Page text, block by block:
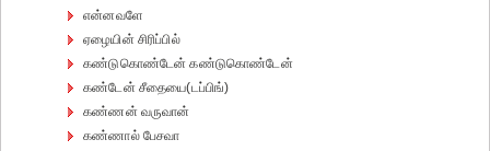
என்னவளே
ஏழையின் சிரிப்பில்
கண்டுகொண்டேன் கண்டுகொண்டேன்
கண்டேன் சீதையை(டப்பிங்)
கண்ணன் வருவான்
கண்ணால் பேசவா